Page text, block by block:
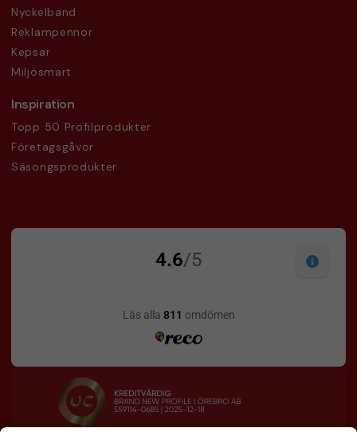
Nyckelband
Reklampennor
Kepsar
Miljösmart
Inspiration
Topp 50 Profilprodukter
Företagsgåvor
Säsongsprodukter